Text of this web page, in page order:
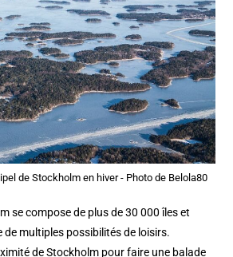
de Stockholm en hiver - Photo de Belola80
se compose de plus de 30 000 îles et
de multiples possibilités de loisirs.
de Stockholm pour faire une balade